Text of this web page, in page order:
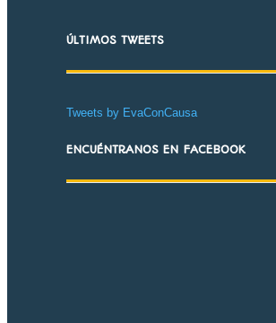
ÚLTIMOS TWEETS
Tweets by EvaConCausa
ENCUÉNTRANOS EN FACEBOOK